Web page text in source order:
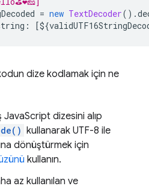
= new TextDecoder().
: [${
dize kodlamak için ne
JavaScript dizesini alıp
kullanarak UTF-8 ile
dönüştürmek için
kullanın.
az kullanılan ve